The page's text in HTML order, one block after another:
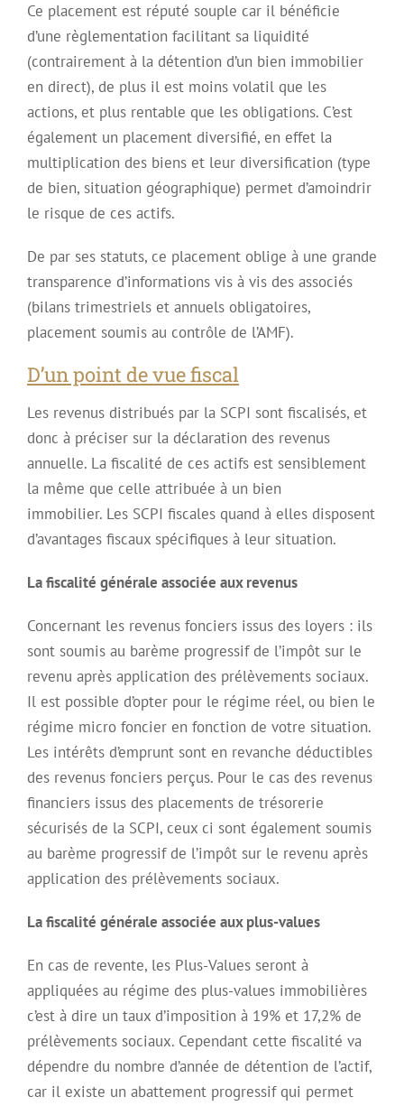
Ce placement est réputé souple car il bénéficie
d’une règlementation facilitant sa liquidité
(contrairement à la détention d’un bien immobilier
en direct), de plus il est moins volatil que les
actions, et plus rentable que les obligations. C’est
également un placement diversifié, en effet la
multiplication des biens et leur diversification (type
de bien, situation géographique) permet d’amoindrir
le risque de ces actifs.
De par ses statuts, ce placement oblige à une grande
transparence d’informations vis à vis des associés
(bilans trimestriels et annuels obligatoires,
placement soumis au contrôle de l’AMF).
D’un point de vue fiscal
Les revenus distribués par la SCPI sont fiscalisés, et
donc à préciser sur la déclaration des revenus
annuelle. La fiscalité de ces actifs est sensiblement
la même que celle attribuée à un bien
immobilier. Les SCPI fiscales quand à elles disposent
d’avantages fiscaux spécifiques à leur situation.
La fiscalité générale associée aux revenus
Concernant les revenus fonciers issus des loyers : ils
sont soumis au barème progressif de l’impôt sur le
revenu après application des prélèvements sociaux.
Il est possible d’opter pour le régime réel, ou bien le
régime micro foncier en fonction de votre situation.
Les intérêts d’emprunt sont en revanche déductibles
des revenus fonciers perçus. Pour le cas des revenus
financiers issus des placements de trésorerie
sécurisés de la SCPI, ceux ci sont également soumis
au barème progressif de l’impôt sur le revenu après
application des prélèvements sociaux.
La fiscalité générale associée aux plus-values
En cas de revente, les Plus-Values seront à
appliquées au régime des plus-values immobilières
c’est à dire un taux d’imposition à 19% et 17,2% de
prélèvements sociaux. Cependant cette fiscalité va
dépendre du nombre d’année de détention de l’actif,
car il existe un abattement progressif qui permet